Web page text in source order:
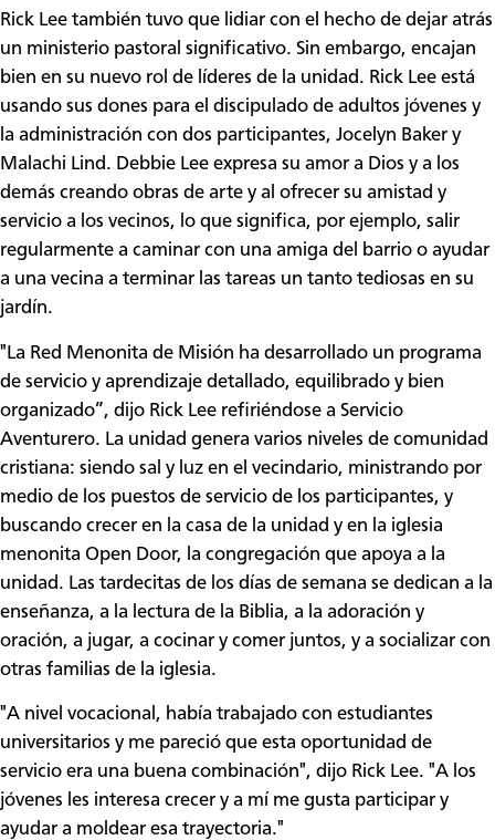
Rick Lee también tuvo que lidiar con el hecho de dejar atrás
un ministerio pastoral significativo. Sin embargo, encajan
bien en su nuevo rol de líderes de la unidad. Rick Lee está
usando sus dones para el discipulado de adultos jóvenes y
la administración con dos participantes, Jocelyn Baker y
Malachi Lind. Debbie Lee expresa su amor a Dios y a los
demás creando obras de arte y al ofrecer su amistad y
servicio a los vecinos, lo que significa, por ejemplo, salir
regularmente a caminar con una amiga del barrio o ayudar
a una vecina a terminar las tareas un tanto tediosas en su
jardín.
"La Red Menonita de Misión ha desarrollado un programa
de servicio y aprendizaje detallado, equilibrado y bien
organizado”, dijo Rick Lee refiriéndose a Servicio
Aventurero. La unidad genera varios niveles de comunidad
cristiana: siendo sal y luz en el vecindario, ministrando por
medio de los puestos de servicio de los participantes, y
buscando crecer en la casa de la unidad y en la iglesia
menonita Open Door, la congregación que apoya a la
unidad. Las tardecitas de los días de semana se dedican a la
enseñanza, a la lectura de la Biblia, a la adoración y
oración, a jugar, a cocinar y comer juntos, y a socializar con
otras familias de la iglesia.
"A nivel vocacional, había trabajado con estudiantes
universitarios y me pareció que esta oportunidad de
servicio era una buena combinación", dijo Rick Lee. "A los
jóvenes les interesa crecer y a mí me gusta participar y
ayudar a moldear esa trayectoria."